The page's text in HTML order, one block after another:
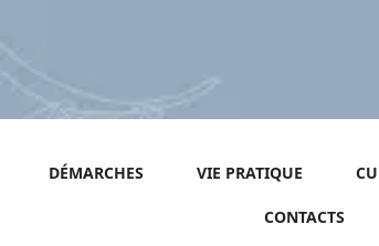
DÉMARCHES VIE PRATIQUE
CONTACTS